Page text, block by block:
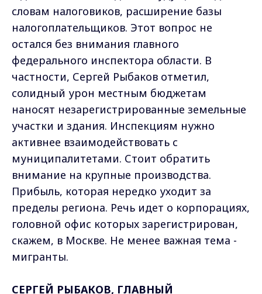
словам налоговиков, расширение базы
налогоплательщиков. Этот вопрос не
остался без внимания главного
федерального инспектора области. В
частности, Сергей Рыбаков отметил,
солидный урон местным бюджетам
наносят незарегистрированные земельные
участки и здания. Инспекциям нужно
активнее взаимодействовать с
муниципалитетами. Стоит обратить
внимание на крупные производства.
Прибыль, которая нередко уходит за
пределы региона. Речь идет о корпорациях,
головной офис которых зарегистрирован,
скажем, в Москве. Не менее важная тема -
мигранты.
СЕРГЕЙ РЫБАКОВ, ГЛАВНЫЙ